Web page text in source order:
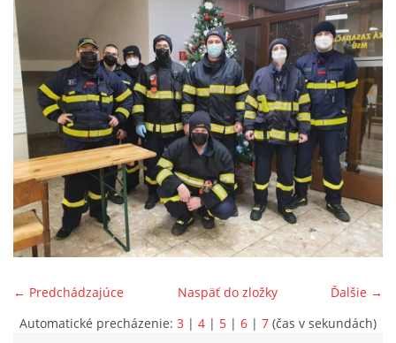
DHZ DYČKA
DHZM VRÁBLE
AKO SA STAŤ ČLENOM
FOTOALBUM
SPONZORI
KONTAKTY
← Predchádzajúce Ďalšie →
Naspäť do zložky
Automatické precházenie: 3 | 4 | 5 | 6 | 7 (čas v sekundách)